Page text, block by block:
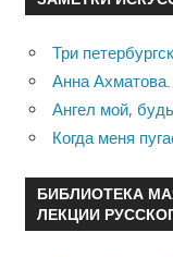
Три
Анна
Ангел мой,
Когда меня
БИБЛИОТЕКА
ЛЕКЦИИ